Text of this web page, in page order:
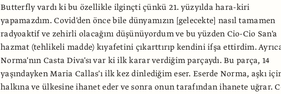
Butterfly vardı ki bu özellikle ilginçti çünkü 21. yüzyılda hara-kiri
yapamazdım. Covid'den önce bile dünyamızın [gelecekte] nasıl tamamen
radyoaktif ve zehirli olacağını düşünüyordum ve bu yüzden Cio-Cio San'a
hazmat (tehlikeli madde) kıyafetini çıkarttırıp kendini ifşa ettirdim.
Norma'nın Casta Diva'sı var ki ilk karar verdiğim parçaydı. Bu parça, 14
yaşındayken Maria Callas'ı ilk kez dinlediğim eser. Eserde Norma, aşkı
halkına ve ülkesine ihanet eder ve sonra onun tarafından ihanete uğrar.